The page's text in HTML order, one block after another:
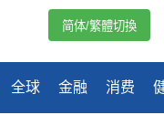
全球 金融 消费
简体/繁體切換